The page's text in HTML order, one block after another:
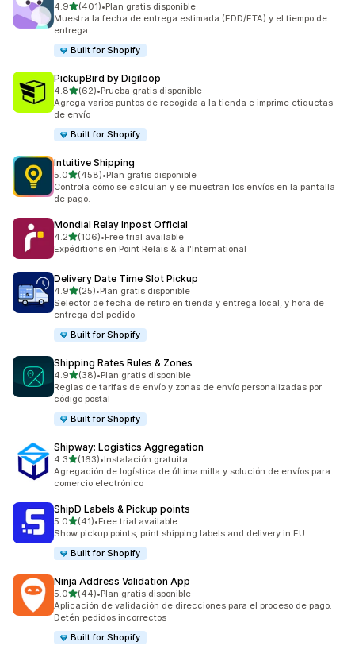
4.9de 5 estrellas
(401)
401 reseñas en total
•Plan gratis disponible
Muestra la fecha de entrega estimada (EDD/ETA) y el tiempo de
entrega
Built for Shopify
PickupBird by Digiloop
4.8de 5 estrellas
(62)
62 reseñas en total
•Prueba gratis disponible
Agrega varios puntos de recogida a la tienda e imprime etiquetas
de envío
Built for Shopify
Intuitive Shipping
5.0de 5 estrellas
(458)
458 reseñas en total
•Plan gratis disponible
Controla cómo se calculan y se muestran los envíos en la pantalla
de pago.
Mondial Relay Inpost Official
4.2de 5 estrellas
(106)
106 reseñas en total
•Free trial available
Expéditions en Point Relais & à l'International
Delivery Date Time Slot Pickup
4.9de 5 estrellas
(25)
25 reseñas en total
•Plan gratis disponible
Selector de fecha de retiro en tienda y entrega local, y hora de
entrega del pedido
Built for Shopify
Shipping Rates Rules & Zones
4.9de 5 estrellas
(38)
38 reseñas en total
•Plan gratis disponible
Reglas de tarifas de envío y zonas de envío personalizadas por
código postal
Built for Shopify
Shipway: Logistics Aggregation
4.3de 5 estrellas
(163)
163 reseñas en total
•Instalación gratuita
Agregación de logística de última milla y solución de envíos para
comercio electrónico
ShipD Labels & Pickup points
5.0de 5 estrellas
(41)
41 reseñas en total
•Free trial available
Show pickup points, print shipping labels and delivery in EU
Built for Shopify
Ninja Address Validation App
5.0de 5 estrellas
(44)
44 reseñas en total
•Plan gratis disponible
Aplicación de validación de direcciones para el proceso de pago.
Detén pedidos incorrectos
Built for Shopify